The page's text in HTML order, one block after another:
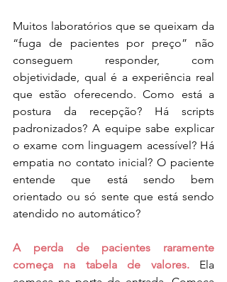
Muitos laboratórios que se queixam da
“fuga de pacientes por preço” não
conseguem responder, com
objetividade, qual é a experiência real
que estão oferecendo. Como está a
postura da recepção? Há scripts
padronizados? A equipe sabe explicar
o exame com linguagem acessível? Há
empatia no contato inicial? O paciente
entende que está sendo bem
orientado ou só sente que está sendo
atendido no automático?
A perda de pacientes raramente
começa na tabela de valores. Ela